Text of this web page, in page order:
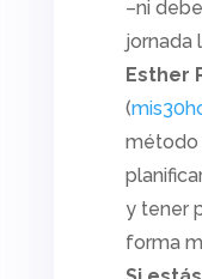
–ni
jornada
Esther
(
método
y tener
forma